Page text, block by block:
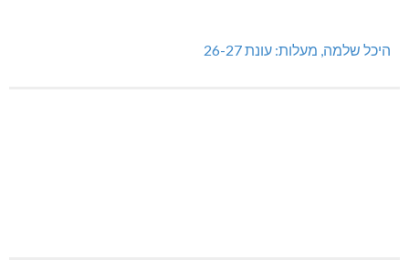
היכל שלמה, מעלות: עונת 26-27